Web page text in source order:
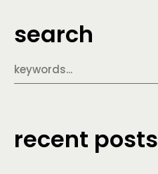
search
recent posts